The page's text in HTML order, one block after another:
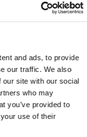
and ads, to provide
our traffic. We also
our site with our social
who may
you’ve provided to
use of their
klimathantering.
hög klass och är